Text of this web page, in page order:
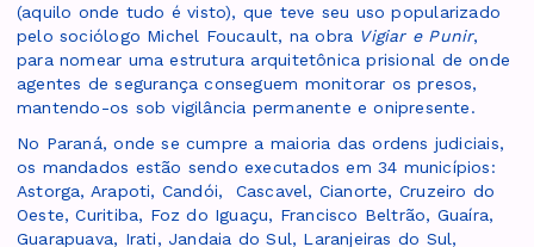
(aquilo onde tudo é visto), que teve seu uso popularizado
pelo sociólogo Michel Foucault, na obra Vigiar e Punir,
para nomear uma estrutura arquitetônica prisional de onde
agentes de segurança conseguem monitorar os presos,
mantendo-os sob vigilância permanente e onipresente.
No Paraná, onde se cumpre a maioria das ordens judiciais,
os mandados estão sendo executados em 34 municípios:
Astorga, Arapoti, Candói, Cascavel, Cianorte, Cruzeiro do
Oeste, Curitiba, Foz do Iguaçu, Francisco Beltrão, Guaíra,
Guarapuava, Irati, Jandaia do Sul, Laranjeiras do Sul,